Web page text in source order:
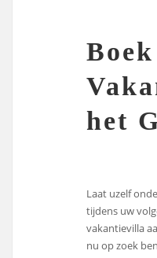
het
Laat uzelf
tijdens uw
vakantievilla
nu op zoek